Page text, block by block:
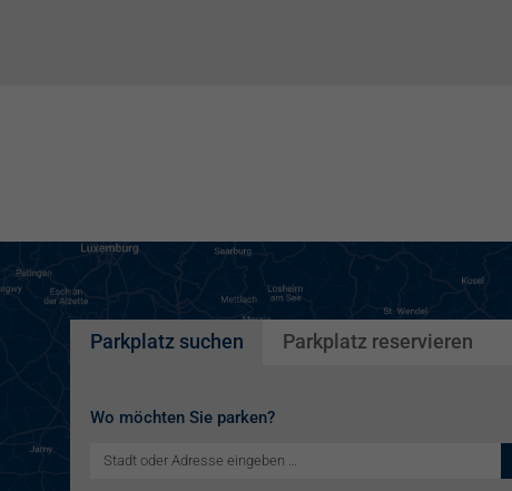
Parkplatz suchen Parkplatz reservieren
Wo möchten Sie parken?